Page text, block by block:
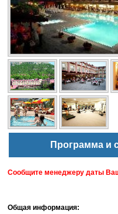
Программа и
Сообщите менеджеру даты
Общая информация: